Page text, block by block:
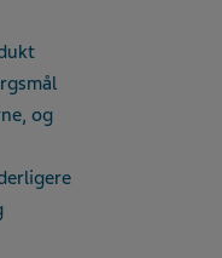
og